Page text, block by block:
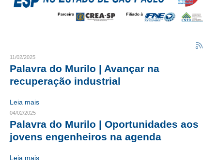
LIVRO GESTÃO 2026-2029
ORGANOGRAMA
CRESCE BRASIL
CONSELHO TECNOLÓGICO
11/02/2025
Palavra do Murilo | Avançar na
recuperação industrial
Leia mais
04/02/2025
Palavra do Murilo | Oportunidades aos
jovens engenheiros na agenda
Leia mais